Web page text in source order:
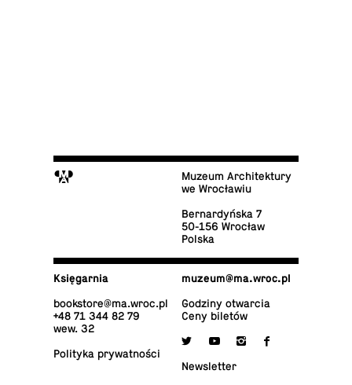
M
Muzeum Architektury
we Wrocławiu
Ber­nar­dyń­ska 7
50-156 Wrocław
Polska
Księ­gar­nia
bo­ok­sto­re@​ma.​wroc.​pl
+48 71 344 82 79
wew. 32
Po­li­ty­ka prywatności
muzeum@​ma.​wroc.​pl
Godziny otwarcia
Ceny biletów
 y i f
New­slet­ter